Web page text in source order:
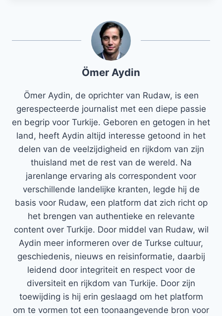
Ömer Aydin
Ömer Aydin, de oprichter van Rudaw, is een
gerespecteerde journalist met een diepe passie
en begrip voor Turkije. Geboren en getogen in het
land, heeft Aydin altijd interesse getoond in het
delen van de veelzijdigheid en rijkdom van zijn
thuisland met de rest van de wereld. Na
jarenlange ervaring als correspondent voor
verschillende landelijke kranten, legde hij de
basis voor Rudaw, een platform dat zich richt op
het brengen van authentieke en relevante
content over Turkije. Door middel van Rudaw, wil
Aydin meer informeren over de Turkse cultuur,
geschiedenis, nieuws en reisinformatie, daarbij
leidend door integriteit en respect voor de
diversiteit en rijkdom van Turkije. Door zijn
toewijding is hij erin geslaagd om het platform
om te vormen tot een toonaangevende bron voor